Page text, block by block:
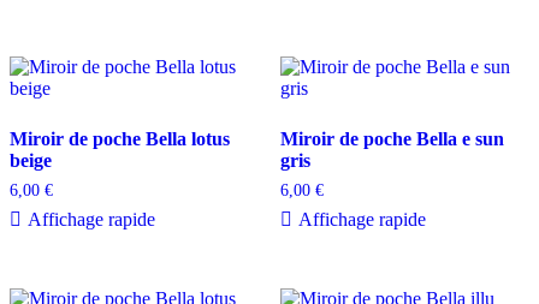
Miroir de poche Bella lotus
beige
6,00 €
Affichage rapide
Miroir de poche Bella e sun
gris
6,00 €
Affichage rapide